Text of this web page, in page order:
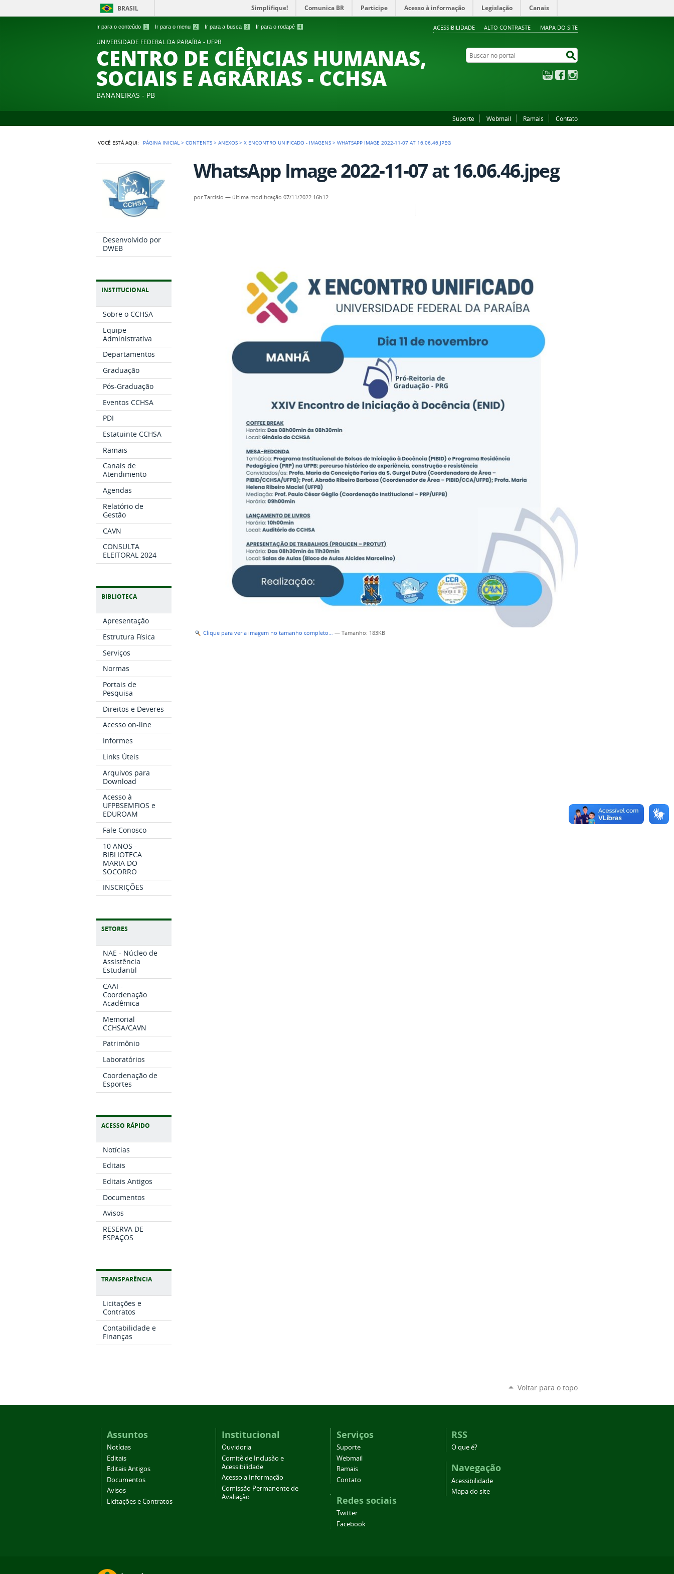
Ir para o conteúdo 1 Ir para o menu 2 Ir para a busca 3 Ir para o rodapé 4 ACESSIBILIDADE ALTO CONTRASTE MAPA DO SITE
BRASIL Simplifique! Comunica BR Participe Acesso à informação Legislação Canais
UNIVERSIDADE FEDERAL DA PARAÍBA - UFPB
CENTRO DE CIÊNCIAS HUMANAS,
SOCIAIS E AGRÁRIAS - CCHSA
BANANEIRAS - PB
Buscar no portal
YouTubeFacebook
Suporte Webmail Ramais Contato
VOCÊ ESTÁ AQUI: PÁGINA INICIAL >CONTENTS >ANEXOS >X ENCONTRO UNIFICADO - IMAGENS >WHATSAPP IMAGE 2022-11-07 AT 16.06.46.JPEG
Desenvolvido por
DWEB
INSTITUCIONAL
Sobre o CCHSA
Equipe
Administrativa
Departamentos
Graduação
Pós-Graduação
Eventos CCHSA
PDI
Estatuinte CCHSA
Ramais
Canais de
Atendimento
Agendas
Relatório de
Gestão
CAVN
CONSULTA
ELEITORAL 2024
BIBLIOTECA
Apresentação
Estrutura Física
Serviços
Normas
Portais de
Pesquisa
Direitos e Deveres
Acesso on-line
Informes
Links Úteis
Arquivos para
Download
Acesso à
UFPBSEMFIOS e
EDUROAM
Fale Conosco
10 ANOS -
BIBLIOTECA
MARIA DO
SOCORRO
INSCRIÇÕES
SETORES
NAE - Núcleo de
Assistência
Estudantil
CAAI -
Coordenação
Acadêmica
Memorial
CCHSA/CAVN
Patrimônio
Laboratórios
Coordenação de
Esportes
ACESSO RÁPIDO
Notícias
Editais
Editais Antigos
Documentos
Avisos
RESERVA DE
ESPAÇOS
TRANSPARÊNCIA
Licitações e
Contratos
Contabilidade e
Finanças
WhatsApp Image 2022-11-07 at 16.06.46.jpeg
porTarcisio — última modificação 07/11/2022 16h12
Clique para ver a imagem no tamanho completo… —Tamanho: 183KB
Voltar para o topo
Assuntos
Notícias
Editais
Editais Antigos
Documentos
Avisos
Licitações e Contratos
Institucional
Ouvidoria
Comitê de Inclusão e
Acessibilidade
Acesso a Informação
Comissão Permanente de
Avaliação
Serviços
Suporte
Webmail
Ramais
Contato
Redes sociais
Twitter
Facebook
RSS
O que é?
Navegação
Acessibilidade
Mapa do site